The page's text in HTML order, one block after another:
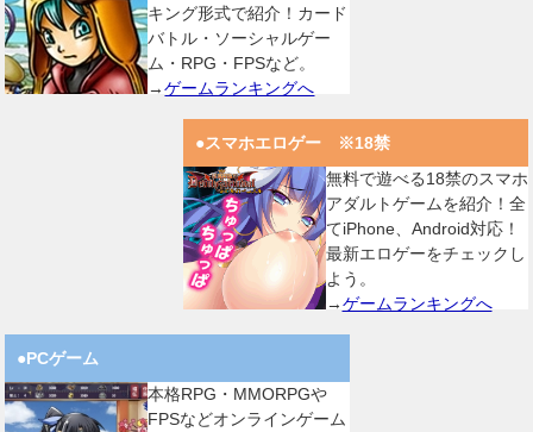
キング形式で紹介！カード
バトル・ソーシャルゲー
ム・RPG・FPSなど。
→ゲームランキングへ
●スマホエロゲー ※18禁
無料で遊べる18禁のスマホ
アダルトゲームを紹介！全
てiPhone、Android対応！
最新エロゲーをチェックし
よう。
→ゲームランキングへ
●PCゲーム
本格RPG・MMORPGや
FPSなどオンラインゲーム